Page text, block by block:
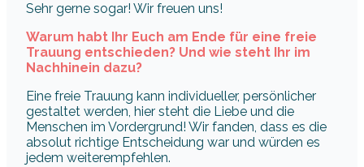
Sehr gerne sogar! Wir freuen uns!
Warum habt Ihr Euch am Ende für eine freie
Trauung entschieden? Und wie steht Ihr im
Nachhinein dazu?
Eine freie Trauung kann individueller, persönlicher
gestaltet werden, hier steht die Liebe und die
Menschen im Vordergrund! Wir fanden, dass es die
absolut richtige Entscheidung war und würden es
jedem weiterempfehlen.